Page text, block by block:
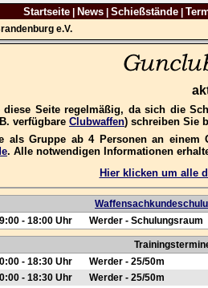
Startseite| News| Schießstände|
e.V.
diese Seite regelmäßig, da sich die
verfügbare Clubwaffen) schreiben Sie
als Gruppe ab 4 Personen an
. Alle notwendigen Informationen
Hier klicken um alle
- 18:00 Uhr Werder - Schulungsraum
- 18:30 Uhr
Werder - 25/50m
- 18:30 Uhr
Werder - 25/50m